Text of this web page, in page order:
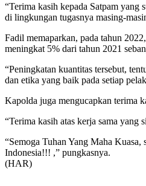
“Terima kasih kepada Satpam
di lingkungan tugasnya masing-
Fadil memaparkan, pada tahun
meningkat 5% dari tahun 2021
“Peningkatan kuantitas tersebut,
dan etika yang baik pada setiap
Kapolda juga mengucapkan terima
“Terima kasih atas kerja sama yang
“Semoga Tuhan Yang Maha Kuasa,
Indonesia!!! ,” pungkasnya.
(HAR)